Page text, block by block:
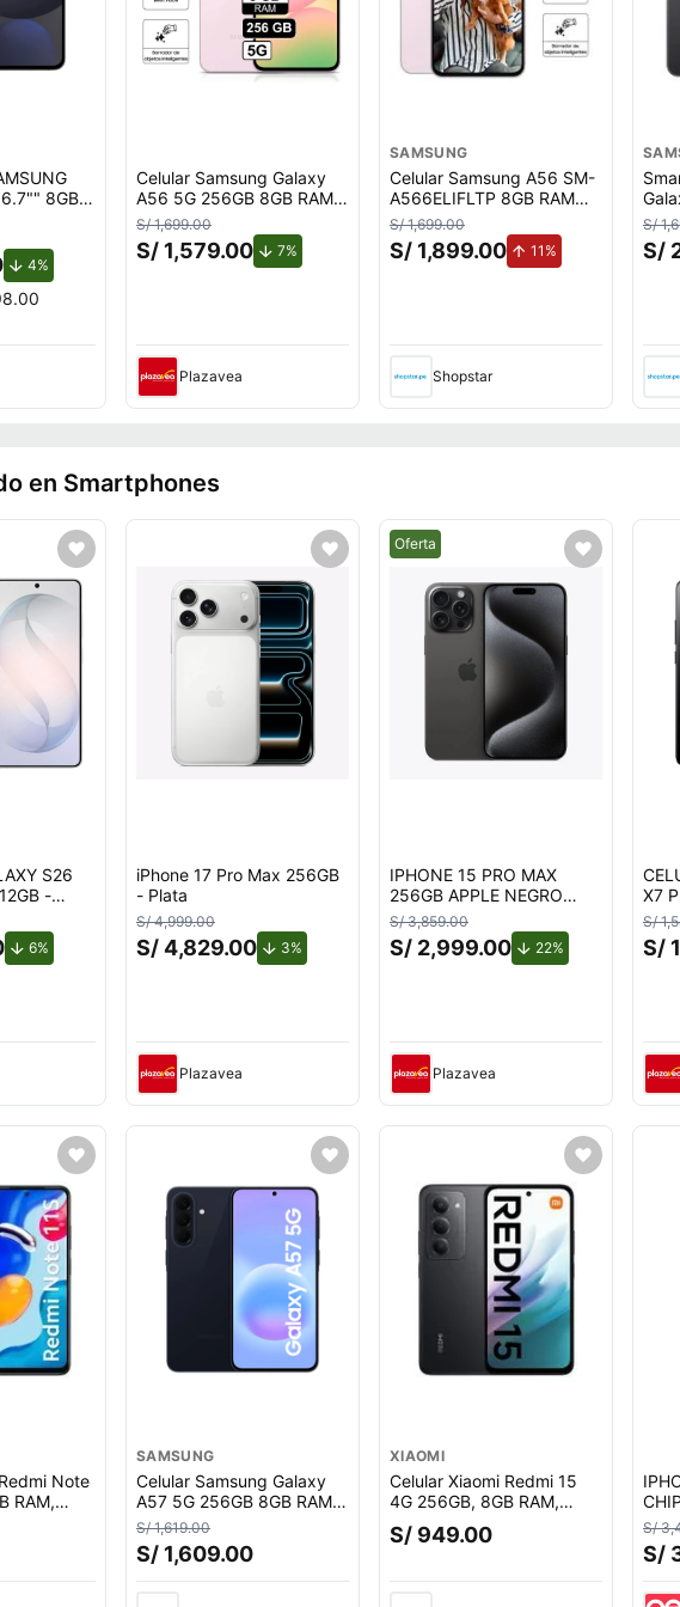
8GB
+
4% de descuento.
Celular Samsung Galaxy
A56 5G 256GB 8GB RAM
cámara principal 50MP
frontal 12MP 67 Rosado
S/ 1,699.00
S/ 1,579.00 7% de descuento.
Plazavea
SAMSUNG
Celular Samsung A56 SM-
A566ELIFLTP 8GB RAM
256GB 6.7"" Light Pink
S/ 1,699.00
S/ 1,899.00 11%
Shopstar
S/
S/
en Smartphones
S26
-
6% de descuento.
iPhone 17 Pro Max 256GB
- Plata
S/ 4,999.00
S/ 4,829.00 3% de descuento.
Plazavea
Mejor precio.
Oferta
IPHONE 15 PRO MAX
256GB APPLE NEGRO
TITANIUM
REACONDICIONADO
S/ 3,859.00
S/ 2,999.00 22% de descuento.
Plazavea
X7
S/
S/
Note
RAM,
y
gris
SAMSUNG
Celular Samsung Galaxy
A57 5G 256GB 8GB RAM,
cámara trasera 50MP y
frontal 12MP, 6.7"", azul
oscuro
S/ 1,619.00
S/ 1,609.00
XIAOMI
Celular Xiaomi Redmi 15
4G 256GB, 8GB RAM,
cámara trasera 50 MP y
frontal 8MP, 6.9"", negro
S/ 949.00 S/
S/